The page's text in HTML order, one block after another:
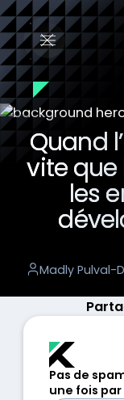
Quand
vite que
les
Madly Pulval-
Pas de
une fois par